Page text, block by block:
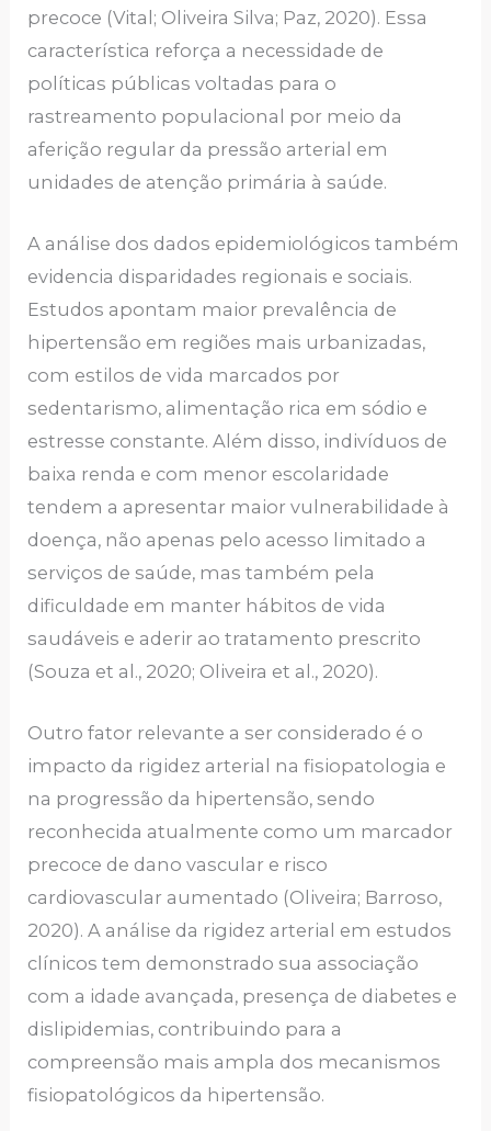
precoce (Vital; Oliveira Silva; Paz, 2020). Essa
característica reforça a necessidade de
políticas públicas voltadas para o
rastreamento populacional por meio da
aferição regular da pressão arterial em
unidades de atenção primária à saúde.
A análise dos dados epidemiológicos também
evidencia disparidades regionais e sociais.
Estudos apontam maior prevalência de
hipertensão em regiões mais urbanizadas,
com estilos de vida marcados por
sedentarismo, alimentação rica em sódio e
estresse constante. Além disso, indivíduos de
baixa renda e com menor escolaridade
tendem a apresentar maior vulnerabilidade à
doença, não apenas pelo acesso limitado a
serviços de saúde, mas também pela
dificuldade em manter hábitos de vida
saudáveis e aderir ao tratamento prescrito
(Souza et al., 2020; Oliveira et al., 2020).
Outro fator relevante a ser considerado é o
impacto da rigidez arterial na fisiopatologia e
na progressão da hipertensão, sendo
reconhecida atualmente como um marcador
precoce de dano vascular e risco
cardiovascular aumentado (Oliveira; Barroso,
2020). A análise da rigidez arterial em estudos
clínicos tem demonstrado sua associação
com a idade avançada, presença de diabetes e
dislipidemias, contribuindo para a
compreensão mais ampla dos mecanismos
fisiopatológicos da hipertensão.